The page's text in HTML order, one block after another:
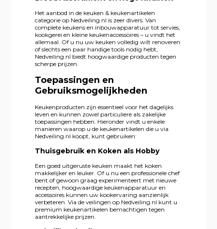
Het aanbod in de keuken & keukenartikelen
categorie op Nedveiling.nl is zeer divers. Van
complete keukens en inbouwapparatuur tot servies,
kookgerei en kleine keukenaccessoires – u vindt het
allemaal. Of u nu uw keuken volledig wilt renoveren
of slechts een paar handige tools nodig hebt,
Nedveiling.nl biedt hoogwaardige producten tegen
scherpe prijzen.
Toepassingen en
Gebruiksmogelijkheden
Keukenproducten zijn essentieel voor het dagelijks
leven en kunnen zowel particuliere als zakelijke
toepassingen hebben. Hieronder vindt u enkele
manieren waarop u de keukenartikelen die u via
Nedveiling.nl koopt, kunt gebruiken:
Thuisgebruik en Koken als Hobby
Een goed uitgeruste keuken maakt het koken
makkelijker en leuker. Of u nu een professionele chef
bent of gewoon graag experimenteert met nieuwe
recepten, hoogwaardige keukenapparatuur en
accessoires kunnen uw kookervaring aanzienlijk
verbeteren. Via de veilingen op Nedveiling.nl kunt u
premium keukenartikelen bemachtigen tegen
aantrekkelijke prijzen.